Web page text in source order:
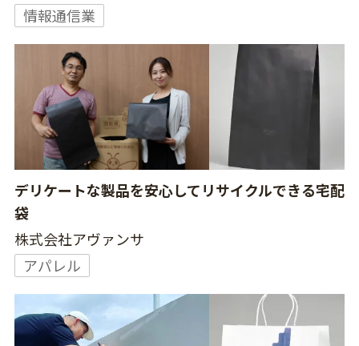
情報通信業
デリケートな製品を安心してリサイクルできる宅配
袋
株式会社アヴァンサ
アパレル